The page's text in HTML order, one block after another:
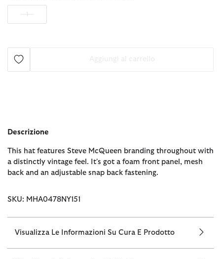
Descrizione
This hat features Steve McQueen branding throughout with
a distinctly vintage feel. It's got a foam front panel, mesh
back and an adjustable snap back fastening.
SKU: MHA0478NY151
Visualizza Le Informazioni Su Cura E Prodotto